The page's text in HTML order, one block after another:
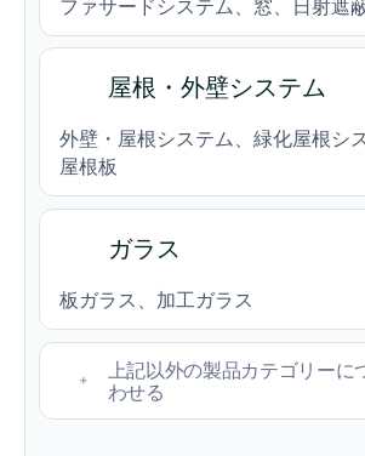
ファサードシステム、窓、日射遮
屋根・外壁システム
外壁・屋根システム、緑化屋根シ
屋根板
ガラス
板ガラス、加工ガラス
上記以外の製品カテゴリーに
わせる
Tell us what you manufacture and